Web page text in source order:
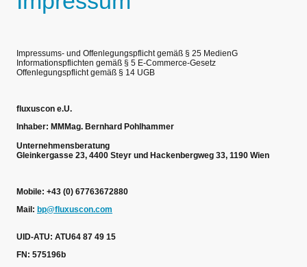
Impressums- und Offenlegungspflicht gemäß § 25 MedienG
Informationspflichten gemäß § 5 E-Commerce-Gesetz
Offenlegungspflicht gemäß § 14 UGB
fluxuscon e.U.
Inhaber: MMMag. Bernhard Pohlhammer
Unternehmensberatung
Gleinkergasse 23, 4400 Steyr und Hackenbergweg 33, 1190 Wien
Mobile: +43 (0) 67763672880
Mail: bp@fluxuscon.com
UID-ATU: ATU64 87 49 15
FN: 575196b